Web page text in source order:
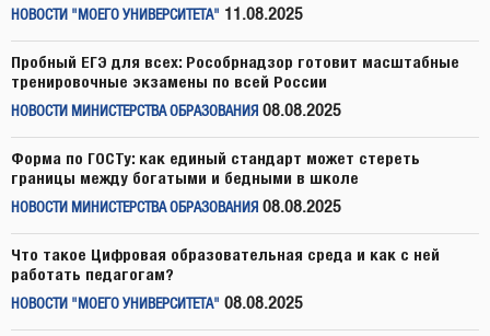
НОВОСТИ "МОЕГО УНИВЕРСИТЕТА" 11.08.2025
Пробный ЕГЭ для всех: Рособрнадзор готовит масштабные
тренировочные экзамены по всей России
НОВОСТИ МИНИСТЕРСТВА ОБРАЗОВАНИЯ 08.08.2025
Форма по ГОСТу: как единый стандарт может стереть
границы между богатыми и бедными в школе
НОВОСТИ МИНИСТЕРСТВА ОБРАЗОВАНИЯ 08.08.2025
Что такое Цифровая образовательная среда и как с ней
работать педагогам?
НОВОСТИ "МОЕГО УНИВЕРСИТЕТА" 08.08.2025